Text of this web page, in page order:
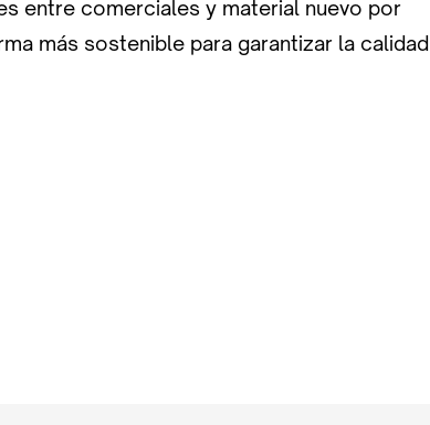
entre comerciales y material nuevo por
más sostenible para garantizar la calidad